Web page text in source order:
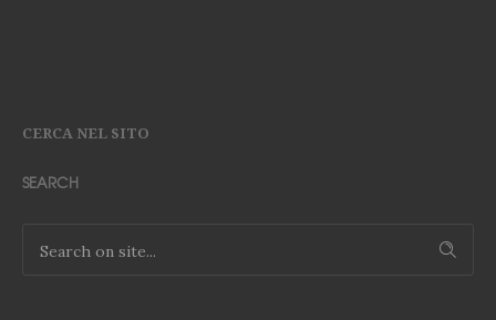
CERCA NEL SITO
SEARCH